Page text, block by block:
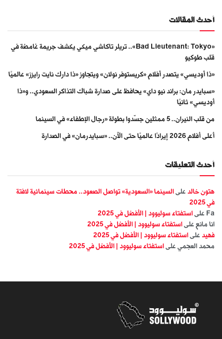
أحدث المقالات
«Bad Lieutenant: Tokyo».. تريلر تاكاشي ميكي يكشف جريمة غامضة في
قلب طوكيو
«ذا أوديسي» يتصدر أفلام «كريستوفر نولان» ويتجاوز «ذا دارك نايت رايزز» عالميًا
«سبايدر مان: براند نيو داي» يحافظ على صدارة شباك التذاكر السعودي.. و«ذا
أوديسي» ثانيًا
من قلب النيران.. 5 ممثلين جسّدوا بطولة «رجال الإطفاء» في السينما
أعلى أفلام 2026 إيرادًا عالميًا حتى الآن.. «سبايدرمان» في الصدارة
أحدث التعليقات
هتون خالد على السينما «السعودية» تواصل الصعود.. محطات سينمائية لافتة
في 2025
Fa على استفتاء سوليوود | الأفضل في 2025
انا مانع على استفتاء سوليوود | الأفضل في 2025
فهيد على استفتاء سوليوود | الأفضل في 2025
محمد العجمي على استفتاء سوليوود | الأفضل في 2025